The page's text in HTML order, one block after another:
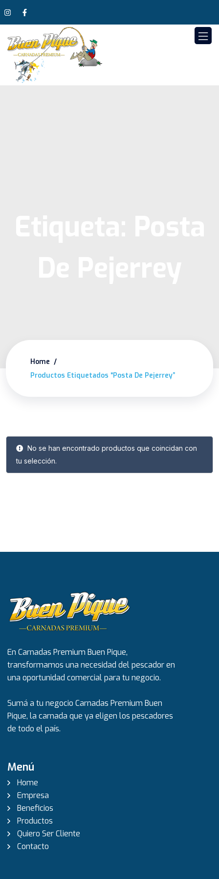
Home
Productos Etiquetados “posta De Pejerrey”
No se han encontrado productos que coincidan con
tu selección.
En Carnadas Premium Buen Pique,
transformamos una necesidad del pescador en
una oportunidad comercial para tu negocio.
Sumá a tu negocio Carnadas Premium Buen
Pique, la carnada que ya eligen los pescadores
de todo el país.
Menú
Home
Empresa
Beneficios
Productos
Quiero Ser Cliente
Contacto